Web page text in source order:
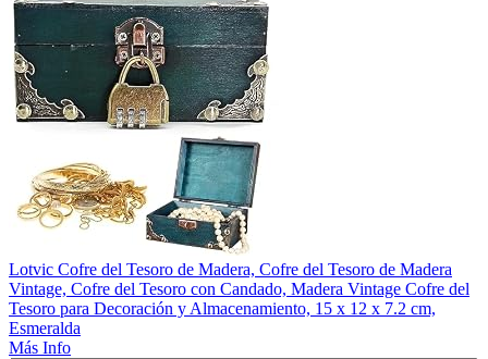
Lotvic Cofre del Tesoro de Madera, Cofre del Tesoro de Madera
Vintage, Cofre del Tesoro con Candado, Madera Vintage Cofre del
Tesoro para Decoración y Almacenamiento, 15 x 12 x 7.2 cm,
Esmeralda
Más Info